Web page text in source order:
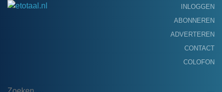
INLOGGEN
ABONNEREN
ADVERTEREN
CONTACT
COLOFON
Zoeken naar: